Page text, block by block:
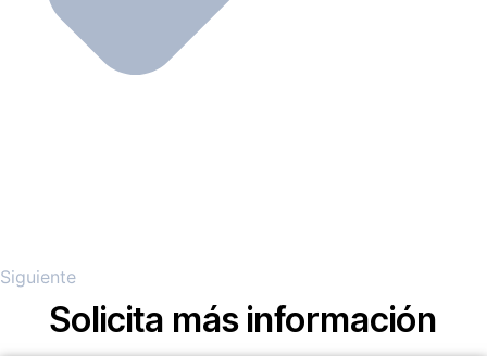
Siguiente
Solicita más información